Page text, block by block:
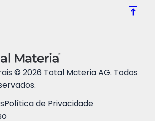
vertical_align_top
© 2026 Total Materia AG. Todos
Política de Privacidade